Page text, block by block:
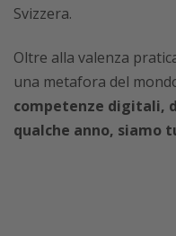
Svizzera.
Oltre alla valenza
una metafora del
competenze digitali,
qualche anno,